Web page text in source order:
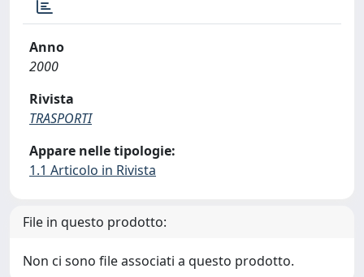
Anno
2000
Rivista
TRASPORTI
Appare nelle tipologie:
1.1 Articolo in Rivista
File in questo prodotto:
Non ci sono file associati a questo prodotto.